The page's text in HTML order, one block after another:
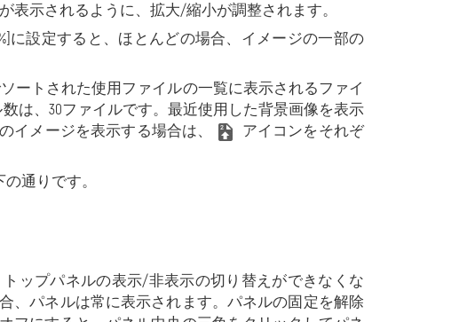
表示されるように、拡大/縮小が調整されます。
に設定すると、ほとんどの場合、イメージの一部の
ートされた使用ファイルの一覧に表示されるファイ
は、30ファイルです。最近使用した背景画像を表示
イメージを表示する場合は、
アイコンをそれぞ
通りです。
トップパネルの表示/非表示の切り替えができなくな
、パネルは常に表示されます。パネルの固定を解除